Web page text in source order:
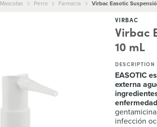
Mascotas Perro Farmacia Virbac Easotic
VIRBAC
Virbac
10 mL
DESCRIPTION
EASOTIC
externa
infección